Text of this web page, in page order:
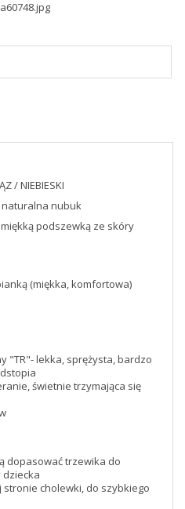
/ NIEBIESKI
nubuk
miękką podszewką ze skóry
(miękka, komfortowa)
"TR"- lekka, sprężysta, bardzo
świetnie trzymająca się
dopasować trzewika do
dziecka
cholewki, do szybkiego